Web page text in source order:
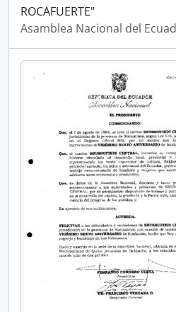
ROCAFUERTE"
Asamblea Nacional del